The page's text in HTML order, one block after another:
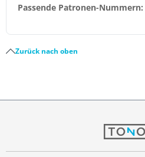
Passende Patronen-Nummern:
Zurück nach oben